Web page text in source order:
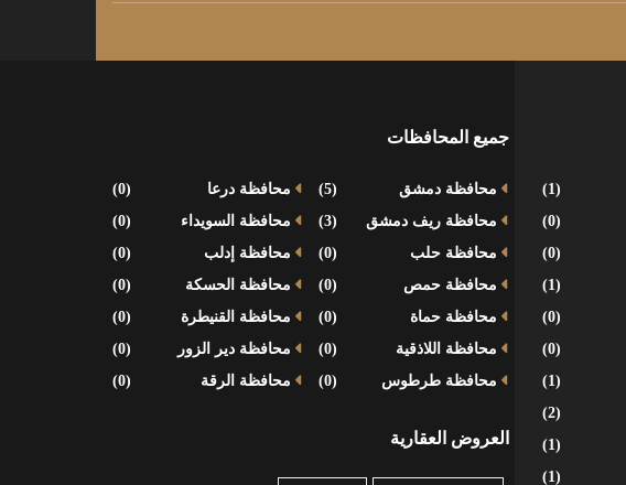
(1)
(0)
(0)
(1)
(0)
(0)
(1)
(2)
(1)
(1)
جميع المحافظات
محافظة دمشق
(5)
محافظة ريف دمشق
(3)
محافظة حلب
(0)
محافظة حمص
(0)
محافظة حماة
(0)
محافظة اللاذقية
(0)
محافظة طرطوس
(0)
محافظة درعا
(0)
محافظة السويداء
(0)
محافظة إدلب
(0)
محافظة الحسكة
(0)
محافظة القنيطرة
(0)
محافظة دير الزور
(0)
محافظة الرقة
(0)
العروض العقارية